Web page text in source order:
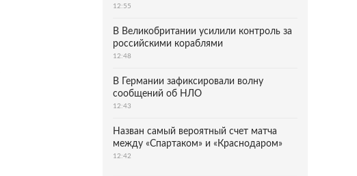
12:55
В Великобритании усилили контроль за
российскими кораблями
12:48
В Германии зафиксировали волну
сообщений об НЛО
12:43
Назван самый вероятный счет матча
между «Спартаком» и «Краснодаром»
12:42